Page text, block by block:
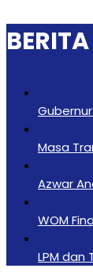
Masa
Azwar
‎WOM
LPM dan